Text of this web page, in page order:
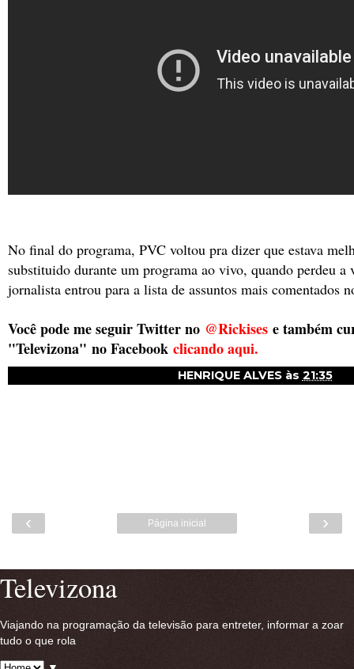
No final do programa, PVC voltou pra dizer que estava
substituido durante um programa ao vivo, quando perdeu
jornalista entrou para a lista de assuntos mais comentados
Você pode me seguir Twitter no @Rickises e também
"Televizona" no Facebook clicando aqui.
HENRIQUE ALVES às 21:35
‹ ›
Página inicial
Televizona
Viajando na programação da televisão para entreter, informar a zoar
tudo o que rola